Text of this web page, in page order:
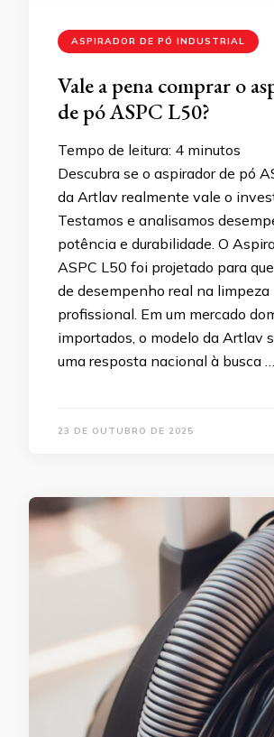
ASPIRADOR DE PÓ INDUSTRIAL
Vale a pena comprar o
de pó ASPC L50?
Tempo de leitura: 4 minutos
Descubra se o aspirador de pó
da Artlav realmente vale o
Testamos e analisamos
potência e durabilidade. O
ASPC L50 foi projetado para
de desempenho real na limpeza
profissional. Em um mercado
importados, o modelo da Artlav
uma resposta nacional à busca …
23 DE OUTUBRO DE 2025